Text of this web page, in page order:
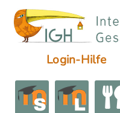
Login-Hilfe